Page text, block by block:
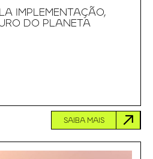
IMPLEMENTAÇÃO,
DO PLANETA
SAIBA MAIS